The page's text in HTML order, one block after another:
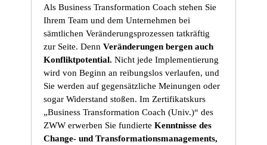
Als Business Transformation Coach stehen Sie
Ihrem Team und dem Unternehmen bei
sämtlichen Veränderungsprozessen tatkräftig
zur Seite. DennVeränderungen bergen auch
Konfliktpotential. Nicht jede Implementierung
wird von Beginn an reibungslos verlaufen, und
Sie werden auf gegensätzliche Meinungen oder
sogar Widerstand stoßen. Im Zertifikatskurs
„Business Transformation Coach (Univ.)“ des
ZWW erwerben Sie fundierteKenntnisse des
Change- und Transformationsmanagements,